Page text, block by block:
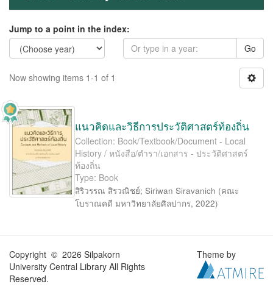
Jump to a point in the index:
Go
Now showing items 1-1 of 1
แนวคิดและวิธีการประวัติศาสตร์ท้องถิ่น
Collection: Book/Textbook/Document - Local
History / หนังสือ/ตำรา/เอกสาร - ประวัติศาสตร์
ท้องถิ่น
Type: Book
สิริวรรณ สิรวณิชย์; Siriwan Siravanich (คณะ
โบราณคดี มหาวิทยาลัยศิลปากร, 2022)
Copyright © 2026 Silpakorn
University Central Library All Rights
Reserved.
Theme by